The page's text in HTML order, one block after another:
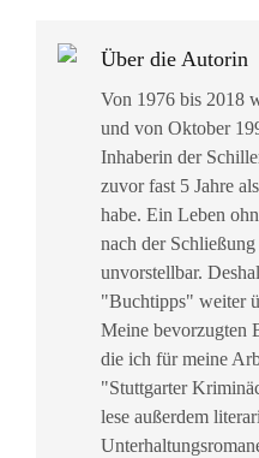
Über die Autorin
Von 1976 bis 2018
und von Oktober
Inhaberin der
zuvor fast 5 Jahre
habe. Ein Leben
nach der
unvorstellbar.
"Buchtipps" weiter
Meine bevorzugten
die ich für meine
"Stuttgarter
lese außerdem